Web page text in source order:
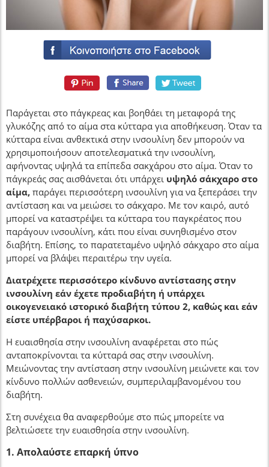
Παράγεται στο πάγκρεας και βοηθάει τη μεταφορά της
γλυκόζης από το αίμα στα κύτταρα για αποθήκευση. Όταν τα
κύτταρα είναι ανθεκτικά στην ινσουλίνη δεν μπορούν να
χρησιμοποιήσουν αποτελεσματικά την ινσουλίνη,
αφήνοντας υψηλά τα επίπεδα σακχάρου στο αίμα. Όταν το
πάγκρεάς σας αισθάνεται ότι υπάρχει υψηλό σάκχαρο στο
αίμα, παράγει περισσότερη ινσουλίνη για να ξεπεράσει την
αντίσταση και να μειώσει το σάκχαρο. Με τον καιρό, αυτό
μπορεί να καταστρέψει τα κύτταρα του παγκρέατος που
παράγουν ινσουλίνη, κάτι που είναι συνηθισμένο στον
διαβήτη. Επίσης, το παρατεταμένο υψηλό σάκχαρο στο αίμα
μπορεί να βλάψει περαιτέρω την υγεία.
Διατρέχετε περισσότερο κίνδυνο αντίστασης στην
ινσουλίνη εάν έχετε προδιαβήτη ή υπάρχει
οικογενειακό ιστορικό διαβήτη τύπου 2, καθώς και εάν
είστε υπέρβαροι ή παχύσαρκοι.
Η ευαισθησία στην ινσουλίνη αναφέρεται στο πώς
ανταποκρίνονται τα κύτταρά σας στην ινσουλίνη.
Μειώνοντας την αντίσταση στην ινσουλίνη μειώνετε και τον
κίνδυνο πολλών ασθενειών, συμπεριλαμβανομένου του
διαβήτη.
Στη συνέχεια θα αναφερθούμε στο πώς μπορείτε να
βελτιώσετε την ευαισθησία στην ινσουλίνη.
1. Απολαύστε επαρκή ύπνο